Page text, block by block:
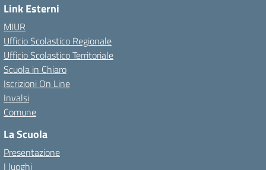
Link Esterni
MIUR
Ufficio Scolastico Regionale
Ufficio Scolastico Territoriale
Scuola in Chiaro
Iscrizioni On Line
Invalsi
Comune
La Scuola
Presentazione
I luoghi